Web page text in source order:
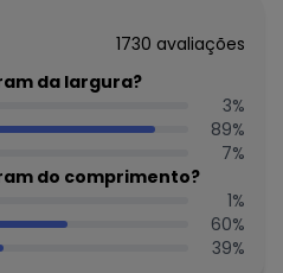
1730 avaliações
da largura?
3%
89%
7%
do comprimento?
1%
60%
39%